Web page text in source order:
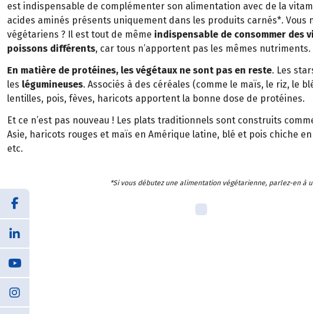
est indispensable de complémenter son alimentation avec de la
acides aminés présents uniquement dans les produits carnés*. Vous
végétariens ? Il est tout de même indispensable de consommer des
poissons différents, car tous n’apportent pas les mêmes nutriments.
En matière de protéines, les végétaux ne sont pas en reste. Les
les légumineuses. Associés à des céréales (comme le maïs, le riz, le
lentilles, pois, fèves, haricots apportent la bonne dose de protéines.
Et ce n’est pas nouveau ! Les plats traditionnels sont construits
Asie, haricots rouges et maïs en Amérique latine, blé et pois chiche
etc.
*Si vous débutez une alimentation végétarienne, parlez-en à